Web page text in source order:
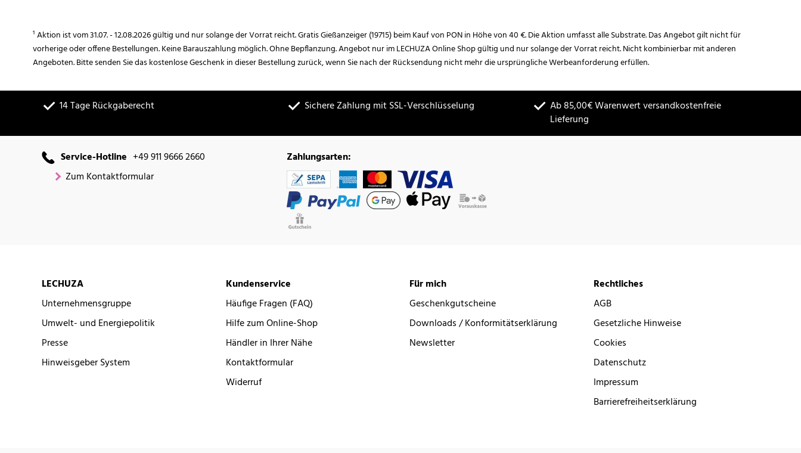
¹ Aktion ist vom 31.07. - 12.08.2026 gültig und nur solange der Vorrat reicht. Gratis Gießanzeiger (19715) beim Kauf von PON in Höhe von 40 €. Die Aktion umfasst alle Substrate. Das Angebot gilt nicht für
vorherige oder offene Bestellungen. Keine Barauszahlung möglich. Ohne Bepflanzung. Angebot nur im LECHUZA Online Shop gültig und nur solange der Vorrat reicht. Nicht kombinierbar mit anderen
Angeboten. Bitte senden Sie das kostenlose Geschenk in dieser Bestellung zurück, wenn Sie nach der Rücksendung nicht mehr die ursprüngliche Werbeanforderung erfüllen.
14 Tage Rückgaberecht Sichere Zahlung mit SSL-Verschlüsselung
Ab 85,00€ Warenwert versandkostenfreie
Lieferung
Service-Hotline +49 911 9666 2660
Zum Kontaktformular
Zahlungsarten:
LECHUZA
Unternehmensgruppe
Umwelt- und Energiepolitik
Presse
Hinweisgeber System
Kundenservice
Häufige Fragen (FAQ)
Hilfe zum Online-Shop
Händler in Ihrer Nähe
Kontaktformular
Widerruf
Für mich
Geschenkgutscheine
Downloads / Konformitätserklärung
Newsletter
Rechtliches
AGB
Gesetzliche Hinweise
Cookies
Datenschutz
Impressum
Barrierefreiheitserklärung